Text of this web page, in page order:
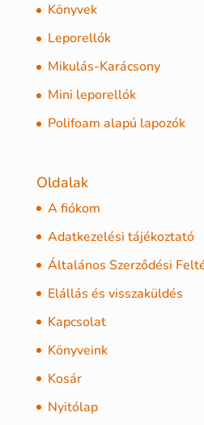
Könyvek
Leporellók
Mikulás-Karácsony
Mini leporellók
Polifoam alapú lapozók
Oldalak
A fiókom
Adatkezelési tájékoztató
Általános Szerződési
Elállás és visszaküldés
Kapcsolat
Könyveink
Kosár
Nyitólap